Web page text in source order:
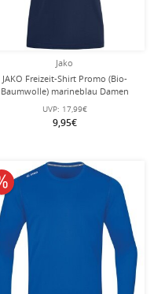
Jako
JAKO Freizeit-Shirt Promo (Bio-
Baumwolle) marineblau Damen
UVP: 17,99€
9,95€
10% reduziert